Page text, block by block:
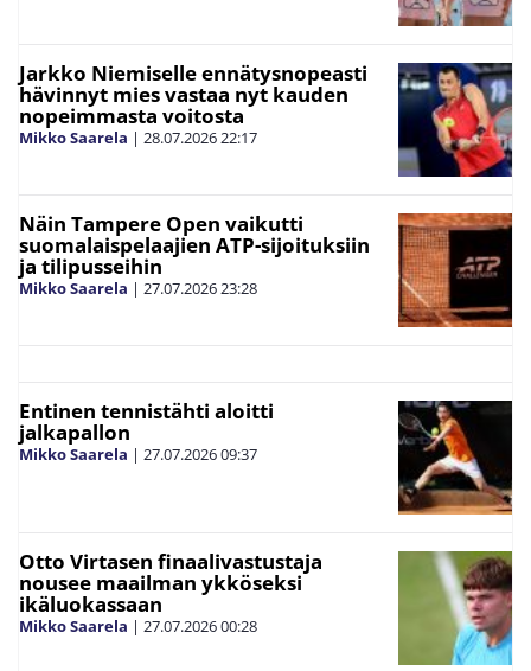
Jarkko Niemiselle ennätysnopeasti
hävinnyt mies vastaa nyt kauden
nopeimmasta voitosta
Mikko Saarela | 28.07.202622:17
Näin Tampere Open vaikutti
suomalaispelaajien ATP-sijoituksiin
ja tilipusseihin
Mikko Saarela | 27.07.202623:28
Entinen tennistähti aloitti
jalkapallon
Mikko Saarela | 27.07.202609:37
Otto Virtasen finaalivastustaja
nousee maailman ykköseksi
ikäluokassaan
Mikko Saarela | 27.07.202600:28